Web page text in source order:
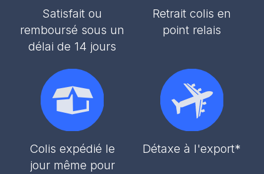
Satisfait ou
remboursé sous un
délai de 14 jours
Retrait colis en
point relais
Colis expédié le
jour même pour
Détaxe à l'export*